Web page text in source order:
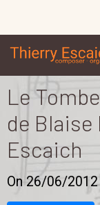
Le
de
Escaich
On 26/06/2012